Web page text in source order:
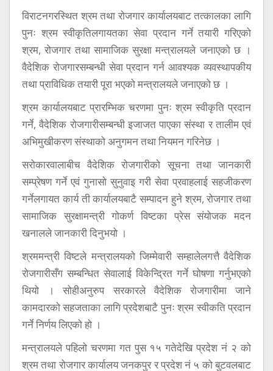
विराटनगरस्थित श्रम तथा रोजगार कार्यालयबाट तत्कालका लागि
पुनः श्रम स्वीकृतिलगायतका सेवा प्रदान गर्ने तयारी गरिएको
श्रम, रोजगार तथा सामाजिक सुरक्षा मन्त्रालयले जनाएको छ ।
वैदेशिक रोजगारसम्बन्धी सेवा प्रदान गर्न आवश्यक व्यवस्थापकीय
तथा प्राविधिक तयारी पूरा भएको मन्त्रालयले जनाएको छ ।
श्रम कार्यालयबाट प्रारम्भिक चरणमा पुनः श्रम स्वीकृति प्रदान
गर्ने, वैदेशिक रोजगारीसम्बन्धी इजाजत पाएका संस्था र तालीम एवं
अभिमुखीकरण संस्थाको अनुगमन तथा नियमन गरिनेछ ।
सरोकारवालाबीच वैदेशिक रोजगारीको सूचना तथा जानकारी
सम्प्रेषण गर्ने एवं गुनासो सुनुवाइ गरी सेवा प्रवाहलाई सहजीकरण
गर्नेलगायत कार्य ती कार्यालयबाटै सम्पादन हुने श्रम, रोजगार तथा
सामाजिक सुरक्षामन्त्री गोकर्ण विष्टका प्रेस संयोजक मदन
खनालले जानकारी दिनुभयो ।
श्रममन्त्री विष्टले मन्त्रालयको जिम्मेवारी सम्हालेलगत्तै वैदेशिक
रोजगारीसँग सम्बन्धित सेवालाई विकेन्द्रित गर्ने घोषणा गर्नुभएको
थियो । सोहीअनुरुप सरकारले वैदेशिक रोजगारीमा जाने
कामदारको सहजताका लागि प्रदेशबाटै पुनः श्रम स्वीकति प्रदान
गर्ने निर्णय लिएको हो ।
मन्त्रालयले पहिलो चरणमा गत पुस १५ गतेदेखि प्रदेश नं २ को
श्रम तथा रोजगार कार्यालय जनकपुर र प्रदेश नं ५ को बुटवलबाट